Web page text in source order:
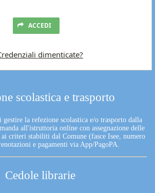
scolastica e trasporto
la refezione scolastica e/o trasporto dalla
all'istruttoria online con assegnazione delle
criteri stabiliti dal Comune (fasce Isee, numero
e pagamenti via App/PagoPA.
Cedole librarie
ACCEDI
dimenticate?